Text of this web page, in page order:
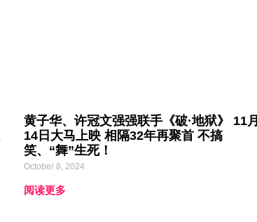
黄子华、许冠文强强联手《破·地狱》 11月
14日大马上映 相隔32年再聚首 不搞
笑、“舞”生死！
October 8, 2024
阅读更多